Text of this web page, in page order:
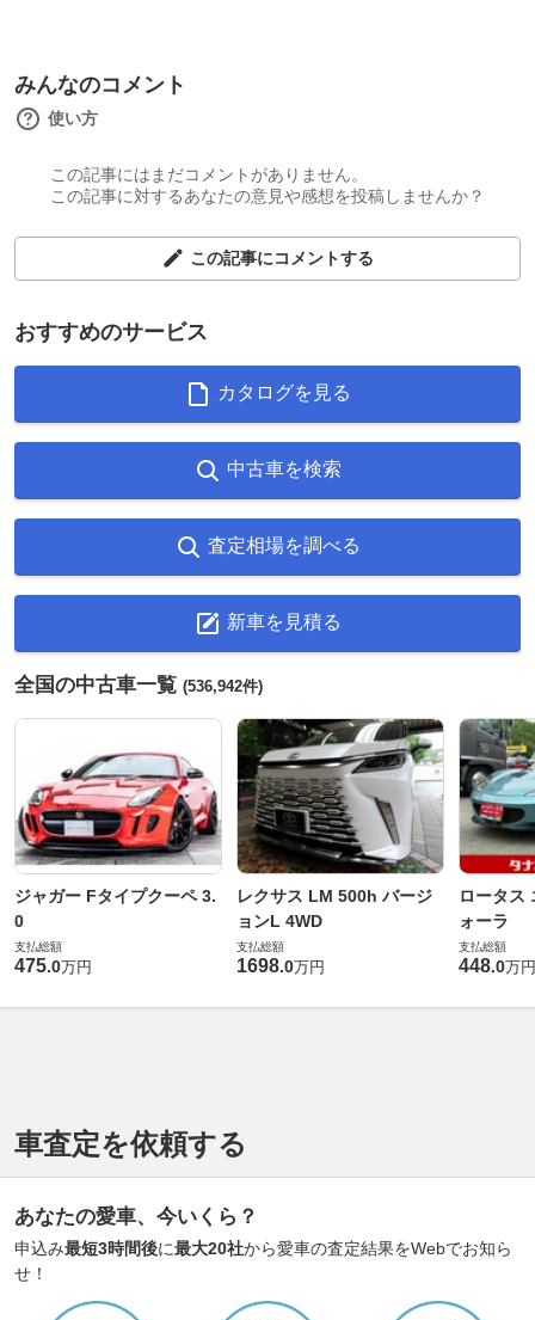
みんなのコメント
使い方
この記事にはまだコメントがありません。
この記事に対するあなたの意見や感想を投稿しませんか？
この記事にコメントする
おすすめのサービス
カタログを見る
中古車を検索
査定相場を調べる
新車を見積る
全国の中古車一覧 (536,942件)
ジャガー Fタイプクーペ 3.
0
支払総額
475.0万円
レクサス LM 500h バージ
ョンL 4WD
支払総額
1698.0万円
ロータス
ォーラ
支払総額
448.0万円
車査定を依頼する
あなたの愛車、今いくら？
申込み最短3時間後に最大20社から愛車の査定結果をWebでお知ら
せ！